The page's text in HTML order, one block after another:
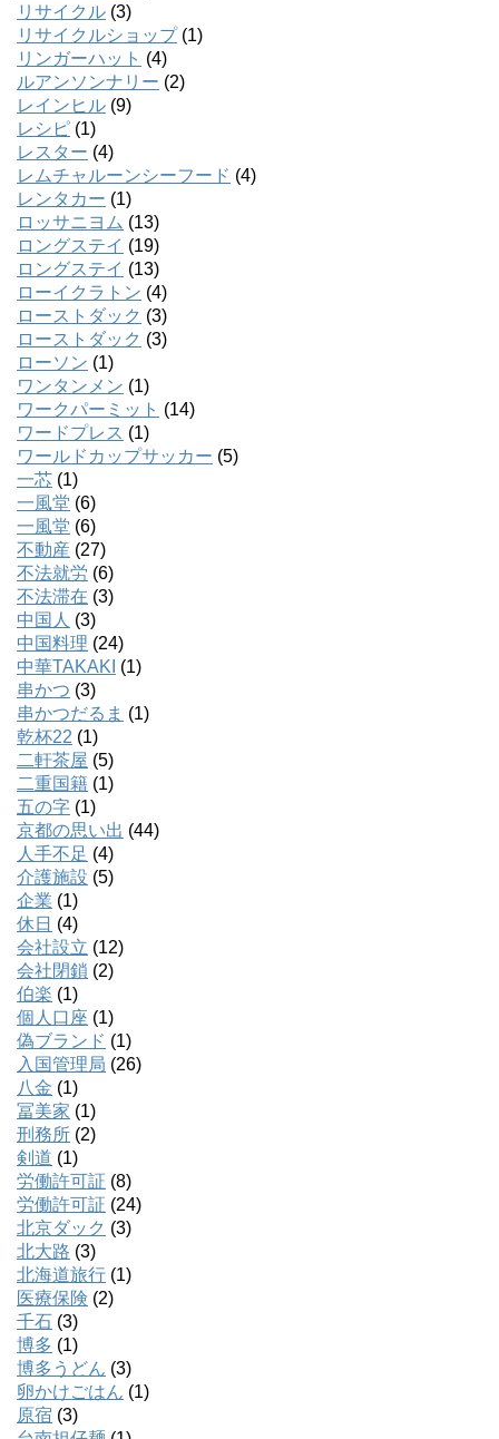
リサイクル (3)
リサイクルショップ(1)
リンガーハット (4)
ルアンソンナリー (2)
レインヒル (9)
レシピ (1)
レスター (4)
レムチャルーンシーフード (4)
レンタカー (1)
ロッサニヨム (13)
ロングステイ (19)
ロングステイ (13)
ローイクラトン (4)
ローストダック (3)
ローストダック (3)
ローソン (1)
ワンタンメン (1)
ワークパーミット (14)
ワードプレス (1)
ワールドカップサッカー (5)
一芯 (1)
一風堂 (6)
一風堂 (6)
不動産 (27)
不法就労 (6)
不法滞在 (3)
中国人 (3)
中国料理 (24)
中華TAKAKI (1)
串かつ (3)
串かつだるま (1)
乾杯22 (1)
二軒茶屋 (5)
二重国籍 (1)
五の字 (1)
京都の思い出 (44)
人手不足 (4)
介護施設 (5)
企業 (1)
休日 (4)
会社設立 (12)
会社閉鎖 (2)
伯楽 (1)
個人口座 (1)
偽ブランド (1)
入国管理局 (26)
八金 (1)
冨美家 (1)
刑務所 (2)
剣道 (1)
労働許可証 (8)
労働許可証 (24)
北京ダック (3)
北大路 (3)
北海道旅行 (1)
医療保険 (2)
千石 (3)
博多 (1)
博多うどん (3)
卵かけごはん (1)
原宿 (3)